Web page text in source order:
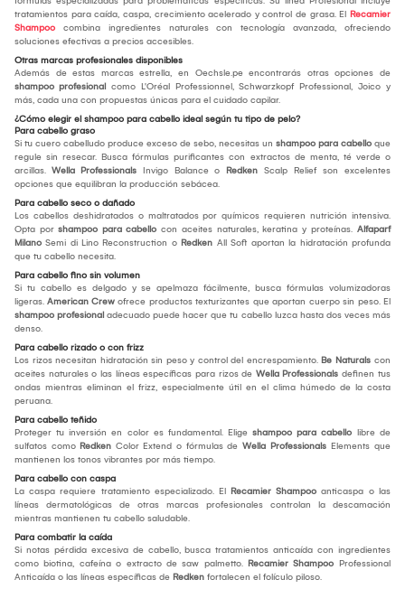
tratamientos para caída, caspa, crecimiento acelerado y control de grasa. El Recamier
Shampoo combina ingredientes naturales con tecnología avanzada, ofreciendo
soluciones efectivas a precios accesibles.
Otras marcas profesionales disponibles
Además de estas marcas estrella, en Oechsle.pe encontrarás otras opciones de
shampoo profesional como L'Oréal Professionnel, Schwarzkopf Professional, Joico y
más, cada una con propuestas únicas para el cuidado capilar.
¿Cómo elegir el shampoo para cabello ideal según tu tipo de pelo?
Para cabello graso
Si tu cuero cabelludo produce exceso de sebo, necesitas un shampoo para cabello que
regule sin resecar. Busca fórmulas purificantes con extractos de menta, té verde o
arcillas. Wella Professionals Invigo Balance o Redken Scalp Relief son excelentes
opciones que equilibran la producción sebácea.
Para cabello seco o dañado
Los cabellos deshidratados o maltratados por químicos requieren nutrición intensiva.
Opta por shampoo para cabello con aceites naturales, keratina y proteínas. Alfaparf
Milano Semi di Lino Reconstruction o Redken All Soft aportan la hidratación profunda
que tu cabello necesita.
Para cabello fino sin volumen
Si tu cabello es delgado y se apelmaza fácilmente, busca fórmulas volumizadoras
ligeras. American Crew ofrece productos texturizantes que aportan cuerpo sin peso. El
shampoo profesional adecuado puede hacer que tu cabello luzca hasta dos veces más
denso.
Para cabello rizado o con frizz
Los rizos necesitan hidratación sin peso y control del encrespamiento. Be Naturals con
aceites naturales o las líneas específicas para rizos de Wella Professionals definen tus
ondas mientras eliminan el frizz, especialmente útil en el clima húmedo de la costa
peruana.
Para cabello teñido
Proteger tu inversión en color es fundamental. Elige shampoo para cabello libre de
sulfatos como Redken Color Extend o fórmulas de Wella Professionals Elements que
mantienen los tonos vibrantes por más tiempo.
Para cabello con caspa
La caspa requiere tratamiento especializado. El Recamier Shampoo anticaspa o las
líneas dermatológicas de otras marcas profesionales controlan la descamación
mientras mantienen tu cabello saludable.
Para combatir la caída
Si notas pérdida excesiva de cabello, busca tratamientos anticaída con ingredientes
como biotina, cafeína o extracto de saw palmetto. Recamier Shampoo Professional
Anticaída o las líneas específicas de Redken fortalecen el folículo piloso.